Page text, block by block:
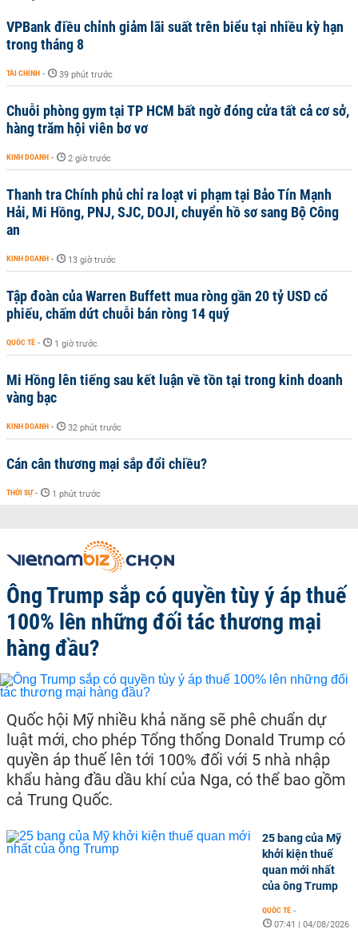
VPBank điều chỉnh giảm lãi suất trên biểu tại nhiều kỳ hạn
trong tháng 8
TÀI CHÍNH - 39 phút trước
Chuỗi phòng gym tại TP HCM bất ngờ đóng cửa tất cả cơ sở,
hàng trăm hội viên bơ vơ
KINH DOANH - 2 giờ trước
Thanh tra Chính phủ chỉ ra loạt vi phạm tại Bảo Tín Mạnh
Hải, Mi Hồng, PNJ, SJC, DOJI, chuyển hồ sơ sang Bộ Công
an
KINH DOANH - 13 giờ trước
Tập đoàn của Warren Buffett mua ròng gần 20 tỷ USD cổ
phiếu, chấm dứt chuỗi bán ròng 14 quý
QUỐC TẾ - 1 giờ trước
Mi Hồng lên tiếng sau kết luận về tồn tại trong kinh doanh
vàng bạc
KINH DOANH - 32 phút trước
Cán cân thương mại sắp đổi chiều?
THỜI SỰ - 1 phút trước
Ông Trump sắp có quyền tùy ý áp thuế
100% lên những đối tác thương mại
hàng đầu?
Quốc hội Mỹ nhiều khả năng sẽ phê chuẩn dự
luật mới, cho phép Tổng thống Donald Trump có
quyền áp thuế lên tới 100% đối với 5 nhà nhập
khẩu hàng đầu dầu khí của Nga, có thể bao gồm
cả Trung Quốc.
25 bang của Mỹ
khởi kiện thuế
quan mới nhất
của ông Trump
QUỐC TẾ -
07:41 | 04/08/2026